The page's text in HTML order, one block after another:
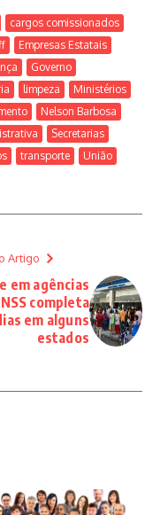
cargos comissionados
Empresas Estatais
Governo
limpeza
Ministérios
Nelson Barbosa
Secretarias
transporte União
Artigo
em agências
completa
em alguns
estados